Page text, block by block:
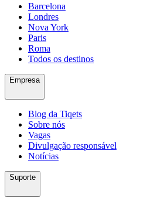
Barcelona
Londres
Nova York
Paris
Roma
Todos os destinos
Empresa
Blog da Tiqets
Sobre nós
Vagas
Divulgação responsável
Notícias
Suporte